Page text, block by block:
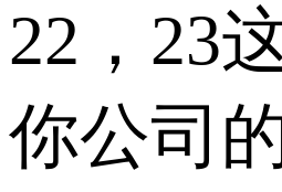
22，23
你公司